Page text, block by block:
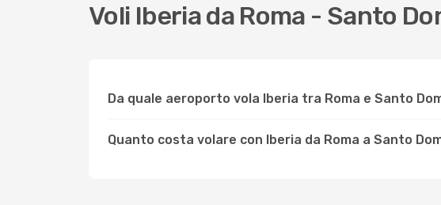
Voli Iberia da Roma - Santo
Da quale aeroporto vola Iberia tra Roma e Santo
Quanto costa volare con Iberia da Roma a Santo